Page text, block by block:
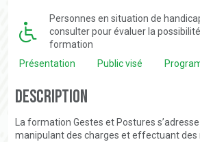
Personnes en situation de
consulter pour évaluer la
formation
Présentation
Public visé
Description
La formation Gestes et Postures
manipulant des charges et effectuant